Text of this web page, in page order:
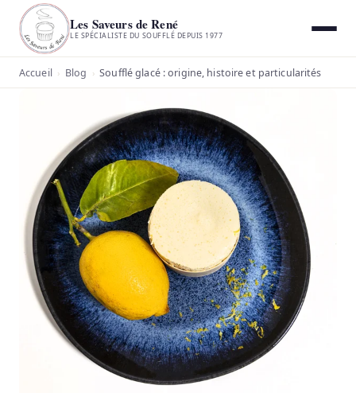
Les Saveurs de René
LE SPÉCIALISTE DU SOUFFLÉ DEPUIS 1977
Accueil › Blog › Soufflé glacé : origine, histoire et particularités